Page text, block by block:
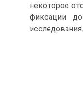
некоторое
фиксации
исследования.